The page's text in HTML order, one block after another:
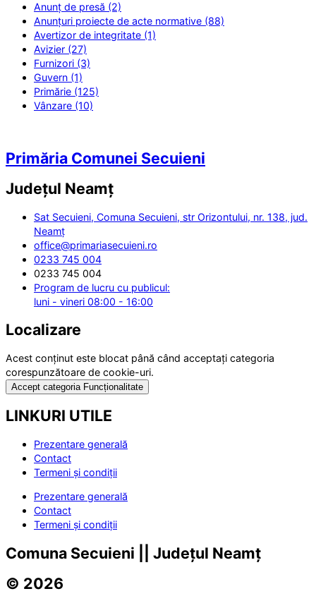
Anunț de presă (2)
Anunțuri proiecte de acte normative (88)
Avertizor de integritate (1)
Avizier (27)
Furnizori (3)
Guvern (1)
Primărie (125)
Vânzare (10)
Primăria Comunei Secuieni
Județul Neamț
Sat Secuieni, Comuna Secuieni, str Orizontului, nr. 138, jud.
Neamț
office@primariasecuieni.ro
0233 745 004
0233 745 004
Program de lucru cu publicul:
luni - vineri 08:00 - 16:00
Localizare
Acest conținut este blocat până când acceptați categoria
corespunzătoare de cookie-uri.
Accept categoria Funcționalitate
LINKURI UTILE
Prezentare generală
Contact
Termeni și condiții
Prezentare generală
Contact
Termeni și condiții
Comuna Secuieni || Județul Neamț
© 2026